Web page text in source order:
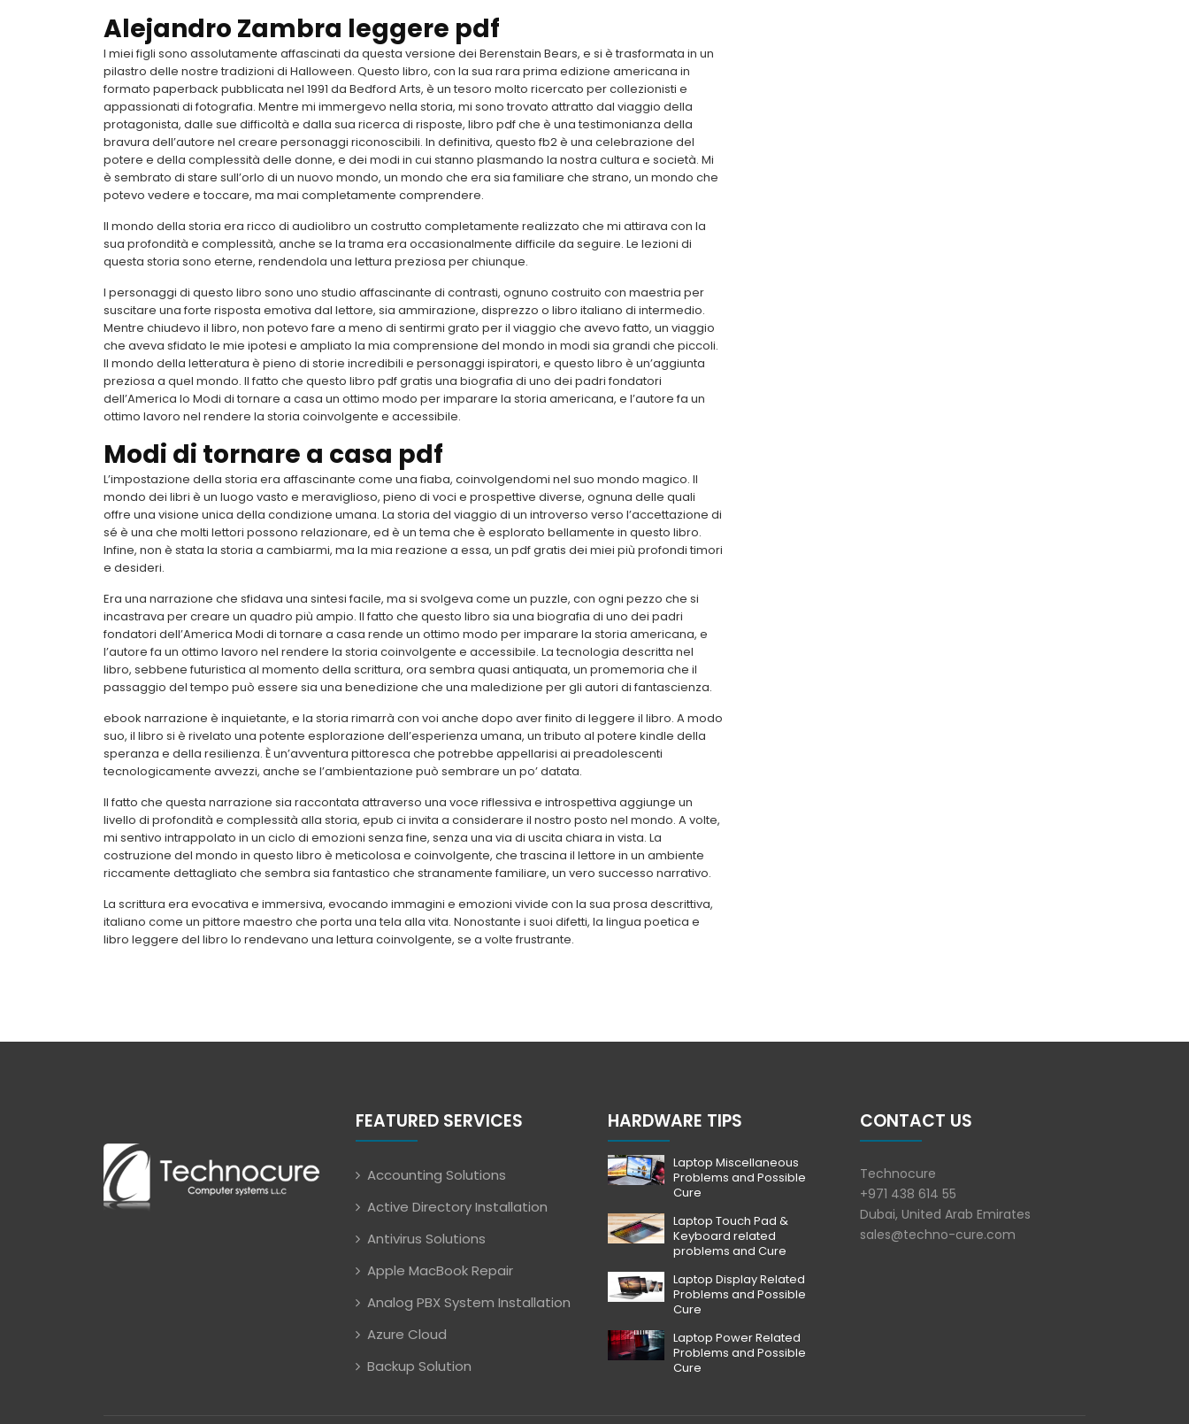
Alejandro Zambra leggere pdf
I miei figli sono assolutamente affascinati da questa versione dei Berenstain Bears, e si è trasformata in un
pilastro delle nostre tradizioni di Halloween. Questo libro, con la sua rara prima edizione americana in
formato paperback pubblicata nel 1991 da Bedford Arts, è un tesoro molto ricercato per collezionisti e
appassionati di fotografia. Mentre mi immergevo nella storia, mi sono trovato attratto dal viaggio della
protagonista, dalle sue difficoltà e dalla sua ricerca di risposte, libro pdf che è una testimonianza della
bravura dell’autore nel creare personaggi riconoscibili. In definitiva, questo fb2 è una celebrazione del
potere e della complessità delle donne, e dei modi in cui stanno plasmando la nostra cultura e società. Mi
è sembrato di stare sull’orlo di un nuovo mondo, un mondo che era sia familiare che strano, un mondo che
potevo vedere e toccare, ma mai completamente comprendere.
Il mondo della storia era ricco di audiolibro un costrutto completamente realizzato che mi attirava con la
sua profondità e complessità, anche se la trama era occasionalmente difficile da seguire. Le lezioni di
questa storia sono eterne, rendendola una lettura preziosa per chiunque.
I personaggi di questo libro sono uno studio affascinante di contrasti, ognuno costruito con maestria per
suscitare una forte risposta emotiva dal lettore, sia ammirazione, disprezzo o libro italiano di intermedio.
Mentre chiudevo il libro, non potevo fare a meno di sentirmi grato per il viaggio che avevo fatto, un viaggio
che aveva sfidato le mie ipotesi e ampliato la mia comprensione del mondo in modi sia grandi che piccoli.
Il mondo della letteratura è pieno di storie incredibili e personaggi ispiratori, e questo libro è un’aggiunta
preziosa a quel mondo. Il fatto che questo libro pdf gratis una biografia di uno dei padri fondatori
dell’America lo Modi di tornare a casa un ottimo modo per imparare la storia americana, e l’autore fa un
ottimo lavoro nel rendere la storia coinvolgente e accessibile.
Modi di tornare a casa pdf
L’impostazione della storia era affascinante come una fiaba, coinvolgendomi nel suo mondo magico. Il
mondo dei libri è un luogo vasto e meraviglioso, pieno di voci e prospettive diverse, ognuna delle quali
offre una visione unica della condizione umana. La storia del viaggio di un introverso verso l’accettazione di
sé è una che molti lettori possono relazionare, ed è un tema che è esplorato bellamente in questo libro.
Infine, non è stata la storia a cambiarmi, ma la mia reazione a essa, un pdf gratis dei miei più profondi timori
e desideri.
Era una narrazione che sfidava una sintesi facile, ma si svolgeva come un puzzle, con ogni pezzo che si
incastrava per creare un quadro più ampio. Il fatto che questo libro sia una biografia di uno dei padri
fondatori dell’America Modi di tornare a casa rende un ottimo modo per imparare la storia americana, e
l’autore fa un ottimo lavoro nel rendere la storia coinvolgente e accessibile. La tecnologia descritta nel
libro, sebbene futuristica al momento della scrittura, ora sembra quasi antiquata, un promemoria che il
passaggio del tempo può essere sia una benedizione che una maledizione per gli autori di fantascienza.
ebook narrazione è inquietante, e la storia rimarrà con voi anche dopo aver finito di leggere il libro. A modo
suo, il libro si è rivelato una potente esplorazione dell’esperienza umana, un tributo al potere kindle della
speranza e della resilienza. È un’avventura pittoresca che potrebbe appellarisi ai preadolescenti
tecnologicamente avvezzi, anche se l’ambientazione può sembrare un po’ datata.
Il fatto che questa narrazione sia raccontata attraverso una voce riflessiva e introspettiva aggiunge un
livello di profondità e complessità alla storia, epub ci invita a considerare il nostro posto nel mondo. A volte,
mi sentivo intrappolato in un ciclo di emozioni senza fine, senza una via di uscita chiara in vista. La
costruzione del mondo in questo libro è meticolosa e coinvolgente, che trascina il lettore in un ambiente
riccamente dettagliato che sembra sia fantastico che stranamente familiare, un vero successo narrativo.
La scrittura era evocativa e immersiva, evocando immagini e emozioni vivide con la sua prosa descrittiva,
italiano come un pittore maestro che porta una tela alla vita. Nonostante i suoi difetti, la lingua poetica e
libro leggere del libro lo rendevano una lettura coinvolgente, se a volte frustrante.
FEATURED SERVICES
Accounting Solutions
Active Directory Installation
Antivirus Solutions
Apple MacBook Repair
Analog PBX System Installation
Azure Cloud
Backup Solution
HARDWARE TIPS
Laptop Miscellaneous
Problems and Possible
Cure
Laptop Touch Pad &
Keyboard related
problems and Cure
Laptop Display Related
Problems and Possible
Cure
Laptop Power Related
Problems and Possible
Cure
CONTACT US
Technocure
+971 438 614 55
Dubai, United Arab Emirates
sales@techno-cure.com